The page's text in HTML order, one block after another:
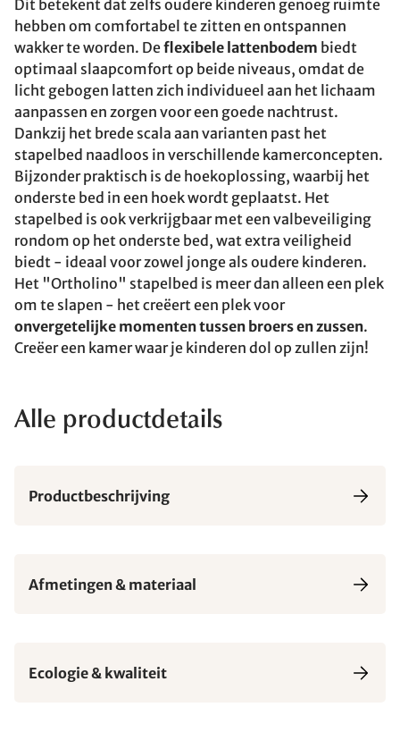
Dit betekent dat zelfs oudere kinderen genoeg ruimte
hebben om comfortabel te zitten en ontspannen
wakker te worden. Deflexibele lattenbodem biedt
optimaal slaapcomfort op beide niveaus, omdat de
licht gebogen latten zich individueel aan het lichaam
aanpassen en zorgen voor een goede nachtrust.
Dankzij het brede scala aan varianten past het
stapelbed naadloos in verschillende kamerconcepten.
Bijzonder praktisch is de hoekoplossing, waarbij het
onderste bed in een hoek wordt geplaatst. Het
stapelbed is ook verkrijgbaar met een valbeveiliging
rondom op het onderste bed, wat extra veiligheid
biedt - ideaal voor zowel jonge als oudere kinderen.
Het "Ortholino" stapelbed is meer dan alleen een plek
om te slapen - het creëert een plek voor
onvergetelijke momenten tussen broers en zussen.
Creëer een kamer waar je kinderen dol op zullen zijn!
Alle productdetails
Productbeschrijving
Afmetingen & materiaal
Ecologie & kwaliteit